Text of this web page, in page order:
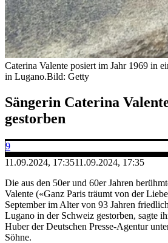
Caterina Valente posiert im Jahr 1969 in
in Lugano.Bild: Getty
Sängerin Caterina
gestorben
9
11.09.2024, 17:3511.09.2024, 17:35
Die aus den 50er und 60er Jahren
Valente («Ganz Paris träumt von der
September im Alter von 93 Jahren
Lugano in der Schweiz gestorben, sagte
Huber der Deutschen Presse-Agentur
Söhne.